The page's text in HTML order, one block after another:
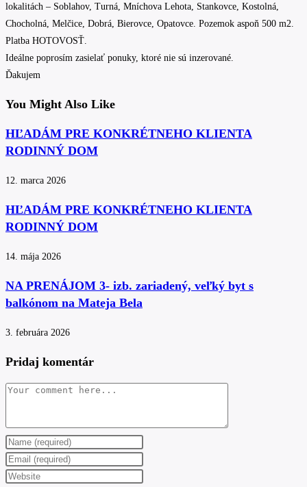
lokalitách – Soblahov, Turná, Mníchova Lehota, Stankovce, Kostolná,
Chocholná, Melčice, Dobrá, Bierovce, Opatovce. Pozemok aspoň 500 m2.
Platba HOTOVOSŤ.
Ideálne poprosím zasielať ponuky, ktoré nie sú inzerované.
Ďakujem
You Might Also Like
HĽADÁM PRE KONKRÉTNEHO KLIENTA
RODINNÝ DOM
12. marca 2026
HĽADÁM PRE KONKRÉTNEHO KLIENTA
RODINNÝ DOM
14. mája 2026
NA PRENÁJOM 3- izb. zariadený, veľký byt s
balkónom na Mateja Bela
3. februára 2026
Pridaj komentár
Comment
Enter
your
name
Enter
your
Enter